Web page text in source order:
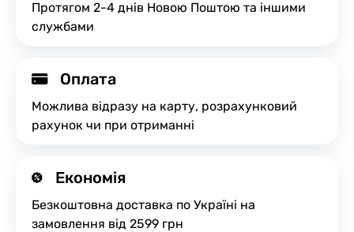
Протягом 2-4 днів Новою Поштою та іншими
службами
Оплата
Можлива відразу на карту, розрахунковий
рахунок чи при отриманні
Економія
Безкоштовна доставка по Україні на
замовлення від 2599 грн